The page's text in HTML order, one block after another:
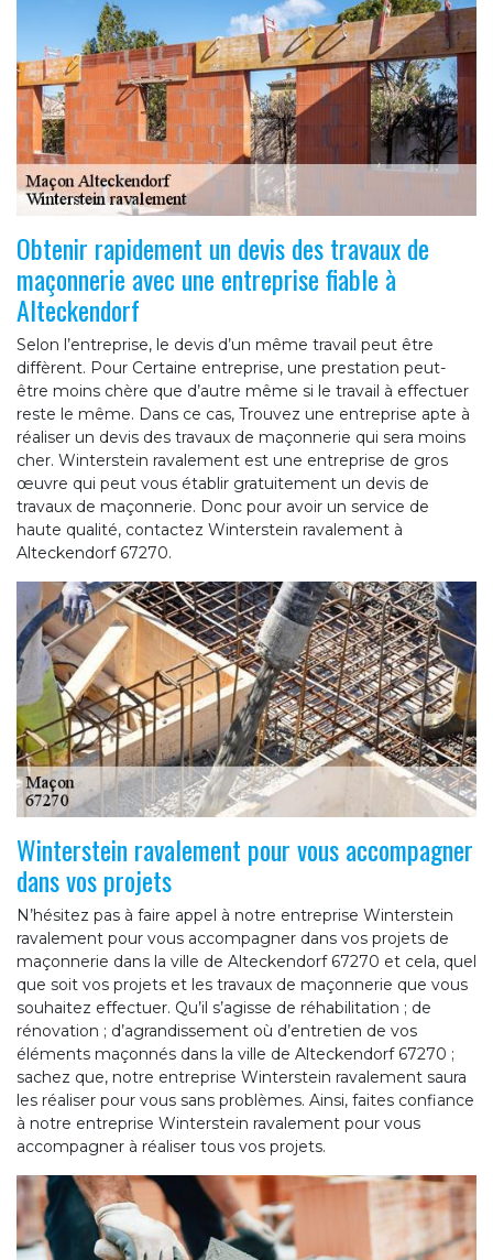
Obtenir rapidement un devis des travaux de
maçonnerie avec une entreprise fiable à
Alteckendorf
Selon l’entreprise, le devis d’un même travail peut être
diffèrent. Pour Certaine entreprise, une prestation peut-
être moins chère que d’autre même si le travail à effectuer
reste le même. Dans ce cas, Trouvez une entreprise apte à
réaliser un devis des travaux de maçonnerie qui sera moins
cher. Winterstein ravalement est une entreprise de gros
œuvre qui peut vous établir gratuitement un devis de
travaux de maçonnerie. Donc pour avoir un service de
haute qualité, contactez Winterstein ravalement à
Alteckendorf 67270.
Winterstein ravalement pour vous accompagner
dans vos projets
N’hésitez pas à faire appel à notre entreprise Winterstein
ravalement pour vous accompagner dans vos projets de
maçonnerie dans la ville de Alteckendorf 67270 et cela, quel
que soit vos projets et les travaux de maçonnerie que vous
souhaitez effectuer. Qu’il s’agisse de réhabilitation ; de
rénovation ; d’agrandissement où d’entretien de vos
éléments maçonnés dans la ville de Alteckendorf 67270 ;
sachez que, notre entreprise Winterstein ravalement saura
les réaliser pour vous sans problèmes. Ainsi, faites confiance
à notre entreprise Winterstein ravalement pour vous
accompagner à réaliser tous vos projets.